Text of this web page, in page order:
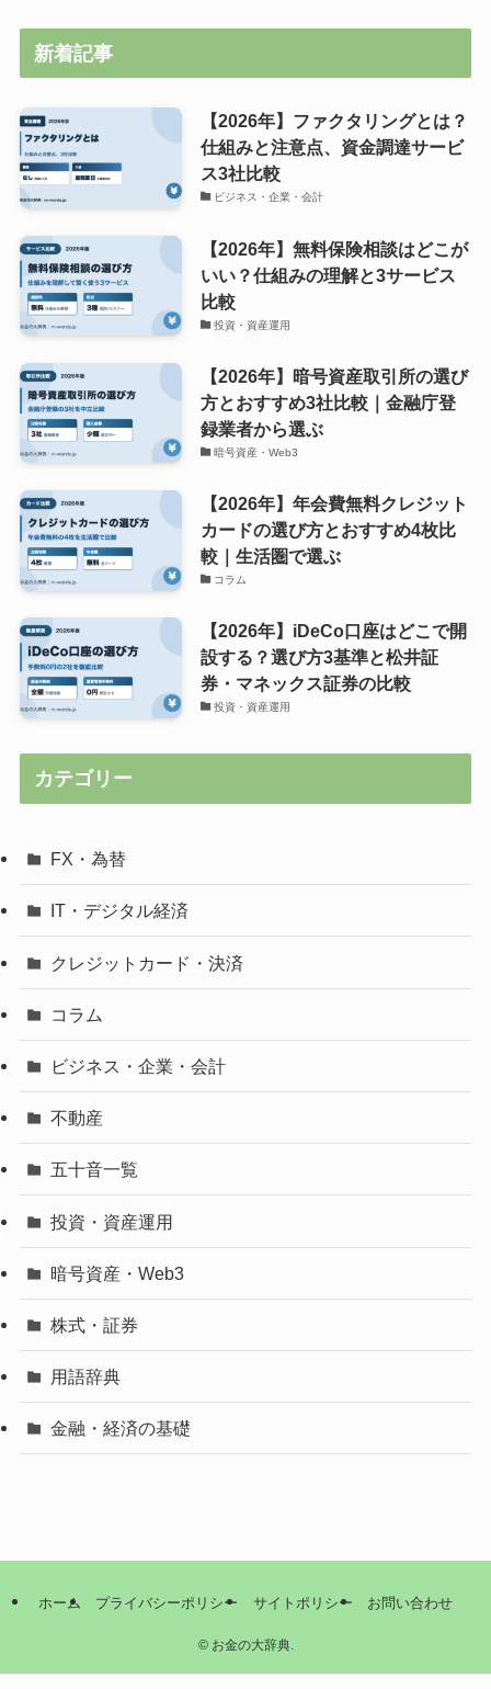
新着記事
【2026年】ファクタリングとは？
仕組みと注意点、資金調達サービ
ス3社比較
ビジネス・企業・会計
【2026年】無料保険相談はどこが
いい？仕組みの理解と3サービス
比較
投資・資産運用
【2026年】暗号資産取引所の選び
方とおすすめ3社比較｜金融庁登
録業者から選ぶ
暗号資産・Web3
【2026年】年会費無料クレジット
カードの選び方とおすすめ4枚比
較｜生活圏で選ぶ
コラム
【2026年】iDeCo口座はどこで開
設する？選び方3基準と松井証
券・マネックス証券の比較
投資・資産運用
カテゴリー
FX・為替
IT・デジタル経済
クレジットカード・決済
コラム
ビジネス・企業・会計
不動産
五十音一覧
投資・資産運用
暗号資産・Web3
株式・証券
用語辞典
金融・経済の基礎
ホーム プライバシーポリシー サイトポリシー お問い合わせ
©お金の大辞典.